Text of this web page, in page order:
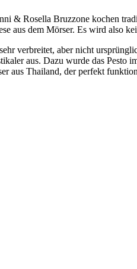
& Rosella Bruzzone kochen
aus dem Mörser. Es wird also
verbreitet, aber nicht
aus. Dazu wurde das Pesto
aus Thailand, der perfekt